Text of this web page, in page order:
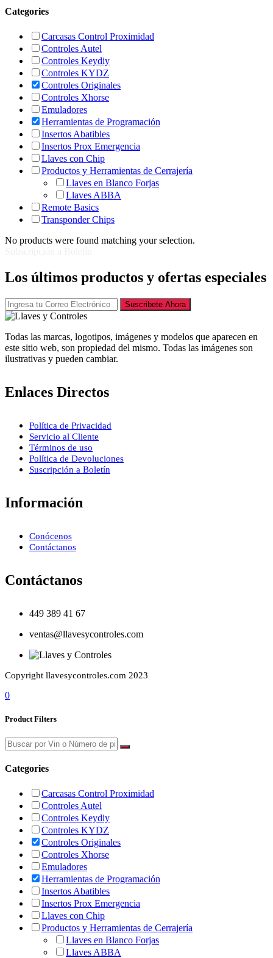
Categories
Carcasas Control Proximidad
Controles Autel
Controles Keydiy
Controles KYDZ
Controles Originales
Controles Xhorse
Emuladores
Herramientas de Programación
Insertos Abatibles
Insertos Prox Emergencia
Llaves con Chip
Productos y Herramientas de Cerrajería
Llaves en Blanco Forjas
Llaves ABBA
Remote Basics
Transponder Chips
No products were found matching your selection.
Los últimos productos y ofertas especiales
Suscribete Ahora
Todas las marcas, logotipos, imágenes y modelos que aparecen en
este sitio web, son propiedad del mismo. Todas las imágenes son
ilustrativas y pueden cambiar.
Enlaces Directos
Política de Privacidad
Servicio al Cliente
Términos de uso
Política de Devoluciones
Suscripción a Boletín
Información
Conócenos
Contáctanos
Contáctanos
449 389 41 67
ventas@llavesycontroles.com
Copyright llavesycontroles.com 2023
0
Product Filters
Categories
Carcasas Control Proximidad
Controles Autel
Controles Keydiy
Controles KYDZ
Controles Originales
Controles Xhorse
Emuladores
Herramientas de Programación
Insertos Abatibles
Insertos Prox Emergencia
Llaves con Chip
Productos y Herramientas de Cerrajería
Llaves en Blanco Forjas
Llaves ABBA